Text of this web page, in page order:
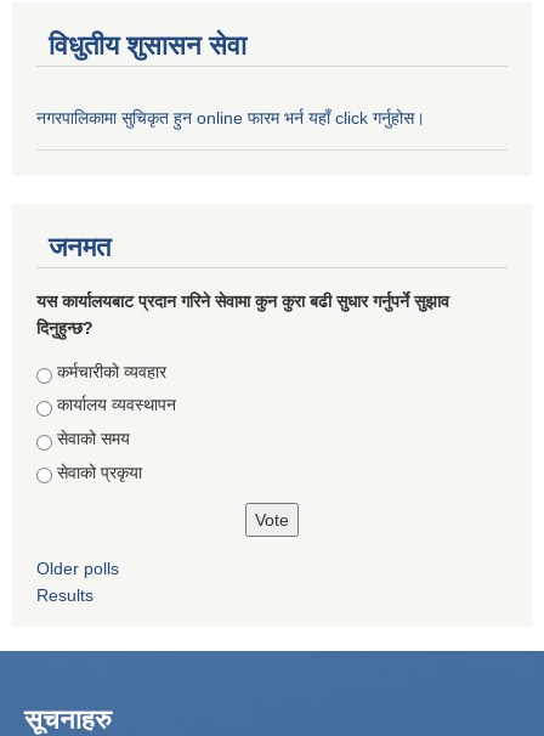
विधुतीय शुसासन सेवा
नगरपालिकामा सुचिकृत हुन online फारम भर्न यहाँ click गर्नुहोस।
जनमत
यस कार्यालयबाट प्रदान गरिने सेवामा कुन कुरा बढी सुधार गर्नुपर्ने सुझाव
दिनुहुन्छ?
Choices
कर्मचारीको व्यवहार
कार्यालय व्यवस्थापन
सेवाको समय
सेवाको प्रकृया
Older polls
Results
सूचनाहरु